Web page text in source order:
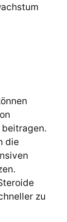
die
zu